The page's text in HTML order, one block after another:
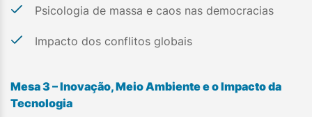
Psicologia de massa e caos nas democracias
Impacto dos conflitos globais
Mesa 3 – Inovação, Meio Ambiente e o Impacto da
Tecnologia